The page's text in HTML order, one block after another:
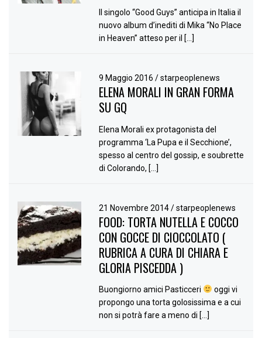
Il singolo “Good Guys” anticipa in Italia il
nuovo album d’inediti di Mika “No Place
in Heaven” atteso per il […]
9 Maggio 2016/ starpeoplenews
ELENA MORALI IN GRAN FORMA
SU GQ
Elena Morali ex protagonista del
programma ‘La Pupa e il Secchione’,
spesso al centro del gossip, e soubrette
di Colorando, […]
21 Novembre 2014/ starpeoplenews
FOOD: TORTA NUTELLA E COCCO
CON GOCCE DI CIOCCOLATO (
RUBRICA A CURA DI CHIARA E
GLORIA PISCEDDA )
Buongiorno amici Pasticceri
oggi vi
propongo una torta golosissima e a cui
non si potrà fare a meno di […]